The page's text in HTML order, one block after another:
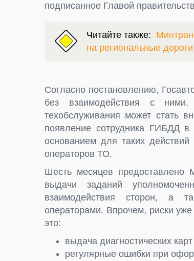
подписанное Главой
Читайте также:
на региональные дороги
Согласно постановлению,
без взаимодействия с
техобслуживания может стать
появление сотрудника ГИБДД в
основанием для таких
операторов ТО.
Шесть месяцев предоставлено
выдачи заданий
взаимодействия сторон, а
операторами. Впрочем, риски
это:
выдача диагностических
регулярные ошибки при